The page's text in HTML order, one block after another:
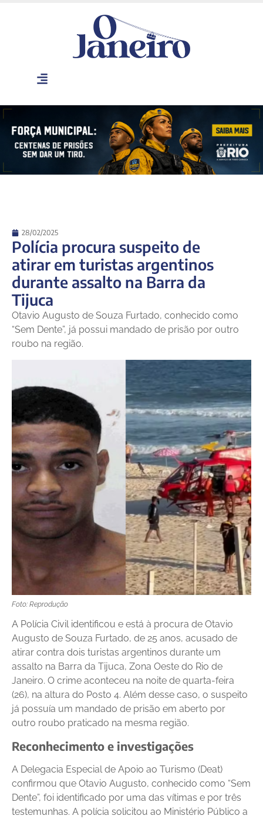
28/02/2025
Polícia procura suspeito de
atirar em turistas argentinos
durante assalto na Barra da
Tijuca
Otavio Augusto de Souza Furtado, conhecido como
“Sem Dente”, já possui mandado de prisão por outro
roubo na região.
Foto: Reprodução
A Polícia Civil identificou e está à procura de Otavio
Augusto de Souza Furtado, de 25 anos, acusado de
atirar contra dois turistas argentinos durante um
assalto na Barra da Tijuca, Zona Oeste do Rio de
Janeiro. O crime aconteceu na noite de quarta-feira
(26), na altura do Posto 4. Além desse caso, o suspeito
já possuía um mandado de prisão em aberto por
outro roubo praticado na mesma região.
Reconhecimento e investigações
A Delegacia Especial de Apoio ao Turismo (Deat)
confirmou que Otavio Augusto, conhecido como “Sem
Dente”, foi identificado por uma das vítimas e por três
testemunhas. A polícia solicitou ao Ministério Público a